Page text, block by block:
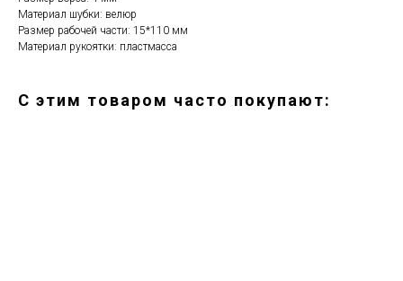
Материал шубки: велюр
Размер рабочей части: 15*110 мм
Материал рукоятки: пластмасса
С этим товаром часто покупают: